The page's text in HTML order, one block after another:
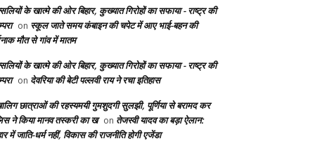
के खात्मे की ओर बिहार, कुख्यात गिरोहों का सफाया - राष्ट्र की
on स्कूल जाते समय कंबाइन की चपेट में आए भाई-बहन की
मौत से गांव में मातम
के खात्मे की ओर बिहार, कुख्यात गिरोहों का सफाया - राष्ट्र की
on देवरिया की बेटी पल्लवी राय ने रचा इतिहास
छात्राओं की रहस्यमयी गुमशुदगी सुलझी, पूर्णिया से बरामद कर
ने किया मानव तस्करी का ख on तेजस्वी यादव का बड़ा ऐलान:
में जाति-धर्म नहीं, विकास की राजनीति होगी एजेंडा